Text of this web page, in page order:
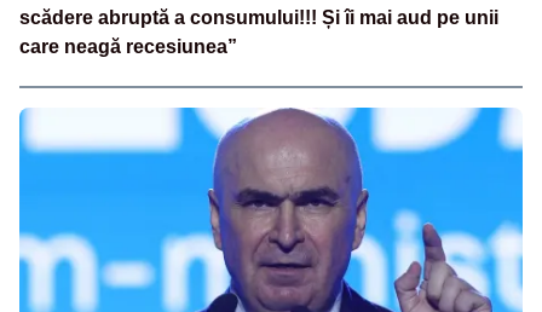
scădere abruptă a consumului!!! Și îi mai aud pe unii
care neagă recesiunea”